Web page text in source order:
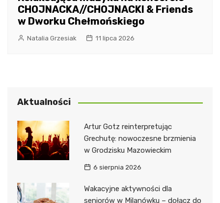
CHOJNACKA//CHOJNACKI & Friends
w Dworku Chełmońskiego
Natalia Grzesiak 11 lipca 2026
Aktualności
Artur Gotz reinterpretując
Grechutę: nowoczesne brzmienia
w Grodzisku Mazowieckim
6 sierpnia 2026
Wakacyjne aktywności dla
seniorów w Milanówku – dołącz do